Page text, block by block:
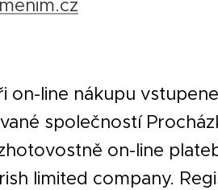
line nákupu
společností
on-line
limited company.